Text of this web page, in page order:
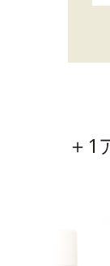
＋1